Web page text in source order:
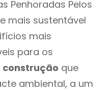
Penhoradas Pelos
mais sustentável
mais
para os
construção que
ambiental, a um